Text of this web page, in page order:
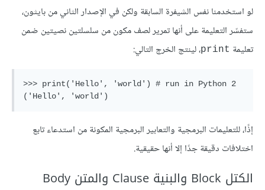
لو استخدمنا نفس الشيفرة السابقة ولكن في الإصدار الثاني من بايثون،
ستفسّر التعليمة على أنها تمرير لصف مكون من سلسلتين نصيتين ضمن
تعليمة print، لينتج الخرج التالي:
>>> print('Hello', 'world') # run in Python 2
('Hello', 'world')
إذًا، للتعليمات البرمجية والتعابير البرمجية المكونة من استدعاء تابع
اختلافات دقيقة جدًا إلا أنها حقيقية.
الكتل Block والبنية Clause والمتن Body